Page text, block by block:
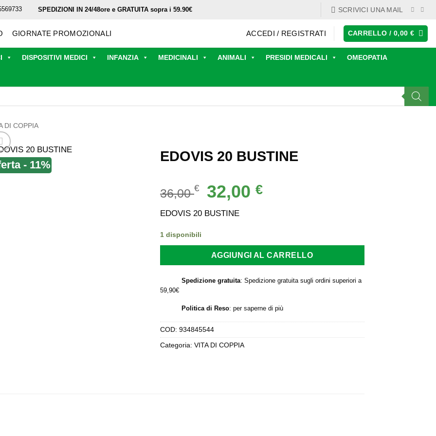
SPEDIZIONI IN 24/48ore e GRATUITA sopra i 59.90€ SCRIVICI UNA MAIL
GIORNATE PROMOZIONALI ACCEDI / REGISTRATI CARRELLO /0,00€
DISPOSITIVI MEDICI INFANZIA MEDICINALI ANIMALI PRESIDI MEDICALI OMEOPATIA
DI COPPIA
- 11%
EDOVIS 20 BUSTINE
36,00€
Il
prezzo
originale
32,00 €Il
EDOVIS 20 BUSTINE
1 disponibili
AGGIUNGI AL CARRELLO
Spedizione gratuita: Spedizione gratuita sugli ordini superiori a
59,90€
Politica di Reso: per saperne di più
COD: 934845544
Categoria: VITA DI COPPIA